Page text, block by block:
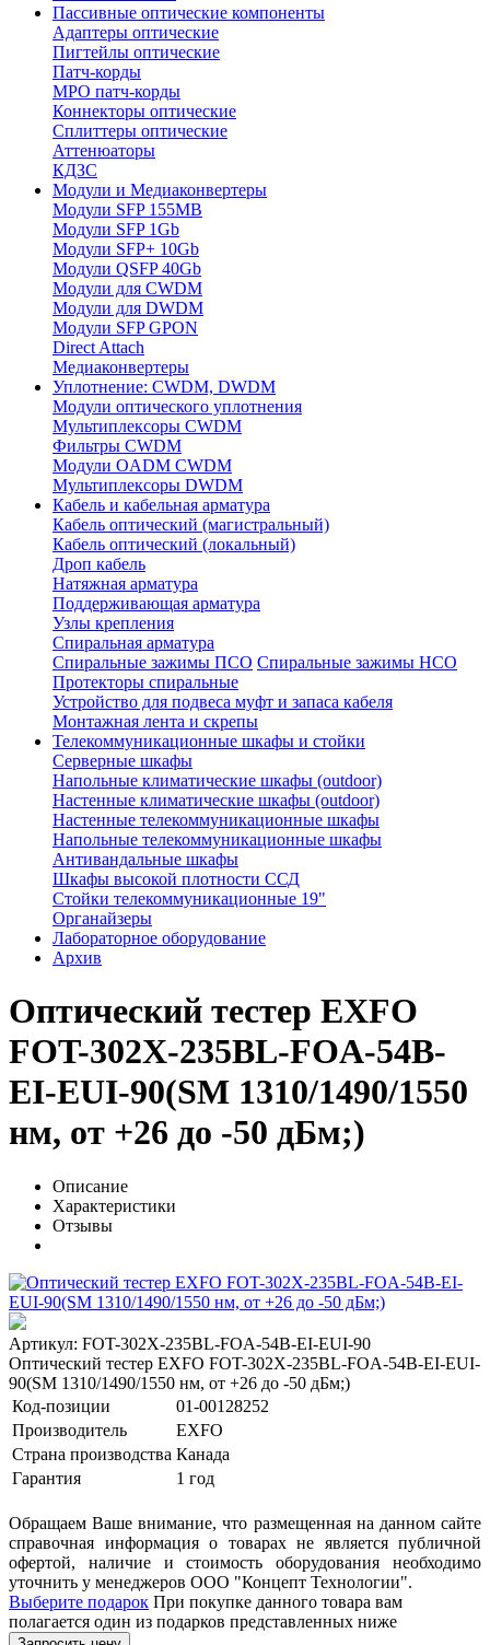
Пассивные оптические компоненты
Адаптеры оптические
Пигтейлы оптические
Патч-корды
MPO патч-корды
Коннекторы оптические
Сплиттеры оптические
Аттенюаторы
КДЗС
Модули и Медиаконвертеры
Модули SFP 155MB
Модули SFP 1Gb
Модули SFP+ 10Gb
Модули QSFP 40Gb
Модули для CWDM
Модули для DWDM
Модули SFP GPON
Direct Attach
Медиаконвертеры
Уплотнение: CWDM, DWDM
Модули оптического уплотнения
Мультиплексоры CWDM
Фильтры CWDM
Модули OADM CWDM
Мультиплексоры DWDM
Кабель и кабельная арматура
Кабель оптический (магистральный)
Кабель оптический (локальный)
Дроп кабель
Натяжная арматура
Поддерживающая арматура
Узлы крепления
Спиральная арматура
Спиральные зажимы ПСО Спиральные зажимы НСО
Протекторы спиральные
Устройство для подвеса муфт и запаса кабеля
Монтажная лента и скрепы
Телекоммуникационные шкафы и стойки
Серверные шкафы
Напольные климатические шкафы (outdoor)
Настенные климатические шкафы (outdoor)
Настенные телекоммуникационные шкафы
Напольные телекоммуникационные шкафы
Антивандальные шкафы
Шкафы высокой плотности ССД
Стойки телекоммуникационные 19"
Органайзеры
Лабораторное оборудование
Архив
Оптический тестер EXFO
FOT-302X-235BL-FOA-54B-
EI-EUI-90(SМ 1310/1490/1550
нм, от +26 до -50 дБм;)
Описание
Характеристики
Отзывы
Артикул: FOT-302X-235BL-FOA-54B-EI-EUI-90
Оптический тестер EXFO FOT-302X-235BL-FOA-54B-EI-EUI-
90(SМ 1310/1490/1550 нм, от +26 до -50 дБм;)
Код-позиции
01-00128252
Производитель
EXFO
Страна производства Канада
Гарантия
1 год
Обращаем Ваше внимание, что размещенная на данном сайте
справочная информация о товарах не является публичной
офертой, наличие и стоимость оборудования необходимо
уточнить у менеджеров ООО "Концепт Технологии".
Выберите подарок При покупке данного товара вам
полагается один из подарков представленных ниже